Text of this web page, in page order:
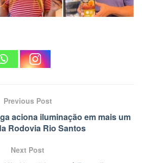
Previous Post
aciona iluminação em mais um
Rodovia Rio Santos
Next Post